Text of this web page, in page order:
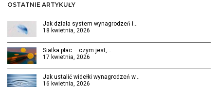
OSTATNIE ARTYKUŁY
Jak działa system wynagrodzeń i…
18 kwietnia, 2026
Siatka płac – czym jest,…
17 kwietnia, 2026
Jak ustalić widełki wynagrodzeń w…
16 kwietnia, 2026